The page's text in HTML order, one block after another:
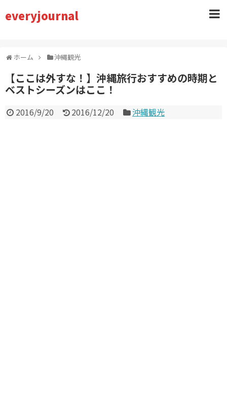
everyjournal
ホーム 沖縄観光
【ここは外すな！】沖縄旅行おすすめの時期と
ベストシーズンはここ！
2016/9/20 2016/12/20 沖縄観光